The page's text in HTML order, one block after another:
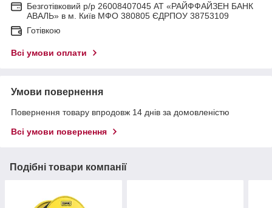
Безготівковий р/р 26008407045 АТ «РАЙФФАЙЗЕН БАНК
АВАЛЬ» в м. Київ МФО 380805 ЄДРПОУ 38753109
Готівкою
Всі умови оплати
Умови повернення
Повернення товару впродовж 14 днів за домовленістю
Всі умови повернення
Подібні товари компанії